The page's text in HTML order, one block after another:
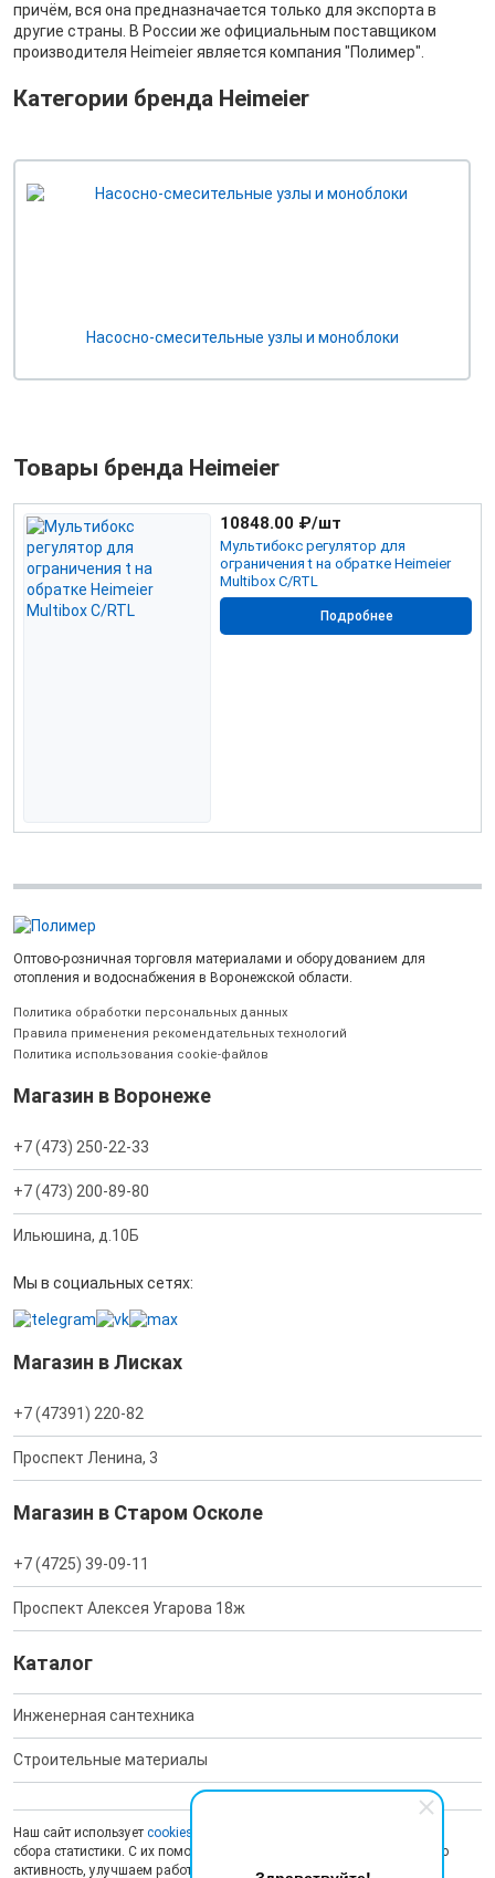
причём, вся она предназначается только для экспорта в
другие страны. В России же официальным поставщиком
производителя Heimeier является компания "Полимер".
Категории бренда Heimeier
Насосно-смесительные узлы и моноблоки
Товары бренда Heimeier
Мультибокс регулятор для
ограничения t на обратке Heimeier
Multibox C/RTL
10848.00 ₽/шт
Подробнее
Оптово-розничная торговля материалами и оборудованием для
отопления и водоснабжения в Воронежской области.
Политика обработки персональных данных
Правила применения рекомендательных технологий
Политика использования cookie-файлов
Магазин в Воронеже
+7 (473) 250-22-33
+7 (473) 200-89-80
Ильюшина, д.10Б
Мы в социальных сетях:
Магазин в Лисках
+7 (47391) 220-82
Проспект Ленина, 3
Магазин в Старом Осколе
+7 (4725) 39-09-11
Проспект Алексея Угарова 18ж
Каталог
Инженерная сантехника
Строительные материалы
Наш сайт использует cookies
сбора статистики. С их помощью мы анализируем пользовательскую
активность, улучшаем работу сайта и делаем рекламу более